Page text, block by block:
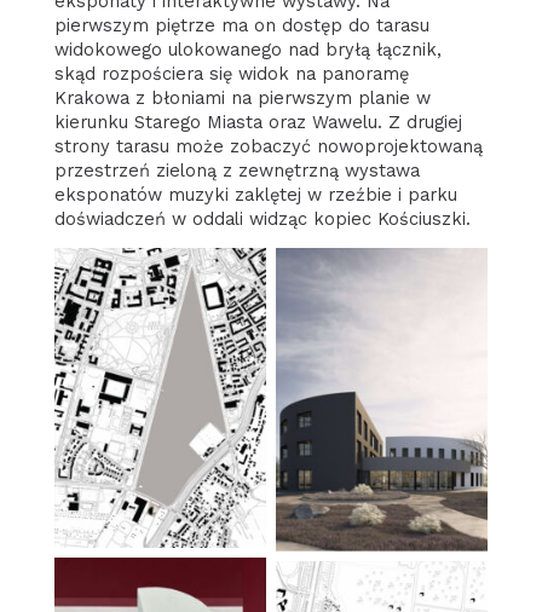
pierwszym piętrze ma on dostęp do tarasu
widokowego ulokowanego nad bryłą łącznik,
skąd rozpościera się widok na panoramę
Krakowa z błoniami na pierwszym planie w
kierunku Starego Miasta oraz Wawelu. Z drugiej
strony tarasu może zobaczyć nowoprojektowaną
przestrzeń zieloną z zewnętrzną wystawa
eksponatów muzyki zaklętej w rzeźbie i parku
doświadczeń w oddali widząc kopiec Kościuszki.